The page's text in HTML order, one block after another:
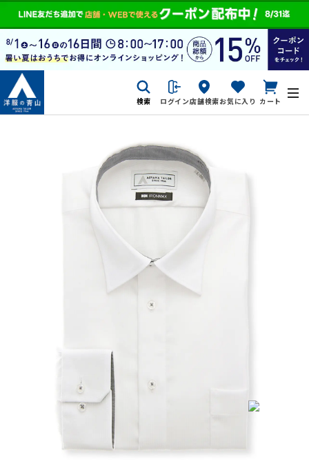
検索 ログイン店舗検索お気に入り カート